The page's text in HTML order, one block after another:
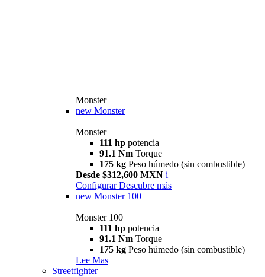
Monster
new Monster
Monster
111 hp potencia
91.1 Nm Torque
175 kg Peso húmedo (sin combustible)
Desde $312,600 MXN i
Configurar Descubre más
new Monster 100
Monster 100
111 hp potencia
91.1 Nm Torque
175 kg Peso húmedo (sin combustible)
Lee Mas
Streetfighter